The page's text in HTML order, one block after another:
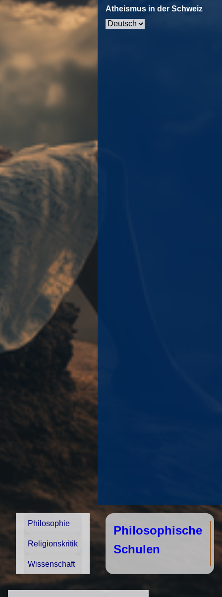
Atheismus in der Schweiz
Sprache
Philosophie
Religionskritik
Wissenschaft
Philosophische
Schulen